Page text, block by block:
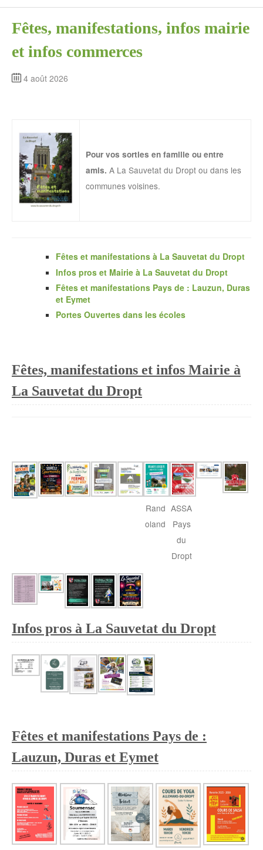
Fêtes, manifestations, infos mairie
et infos commerces
4 août 2026
Pour vos sorties en famille ou entre
amis. A La Sauvetat du Dropt ou dans les
communes voisines.
Fêtes et manifestations à La Sauvetat du Dropt
Infos pros et Mairie à La Sauvetat du Dropt
Fêtes et manifestations Pays de : Lauzun, Duras
et Eymet
Portes Ouvertes dans les écoles
Fêtes, manifestations et infos Mairie à
La Sauvetat du Dropt
Rand
oland
ASSA
Pays
du
Dropt
Infos pros à La Sauvetat du Dropt
Fêtes et manifestations Pays de :
Lauzun, Duras et Eymet